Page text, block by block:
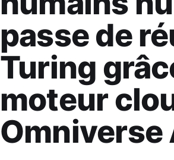
passe de
Turing
moteur
Omniverse